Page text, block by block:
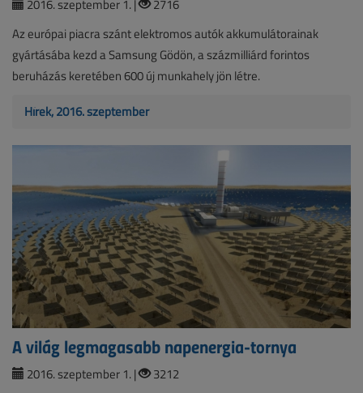
2016. szeptember 1. |
2716
Az európai piacra szánt elektromos autók akkumulátorainak
gyártásába kezd a Samsung Gödön, a százmilliárd forintos
beruházás keretében 600 új munkahely jön létre.
Hírek, 2016. szeptember
A világ legmagasabb napenergia-tornya
2016. szeptember 1. |
3212